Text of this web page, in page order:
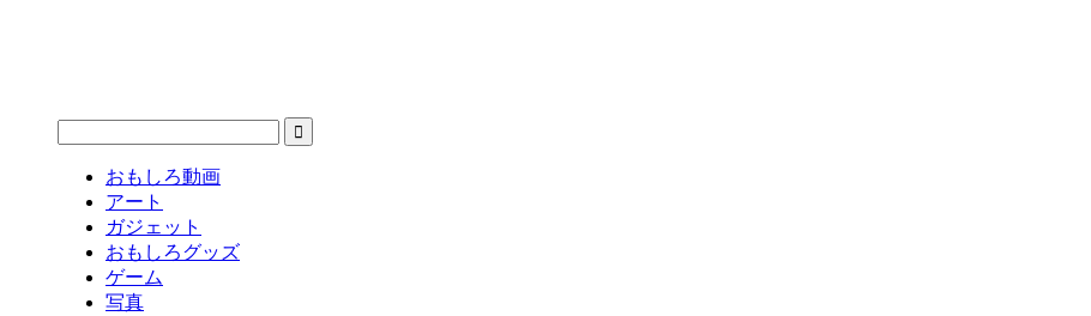
おもしろ動画
アート
ガジェット
おもしろグッズ
ゲーム
写真